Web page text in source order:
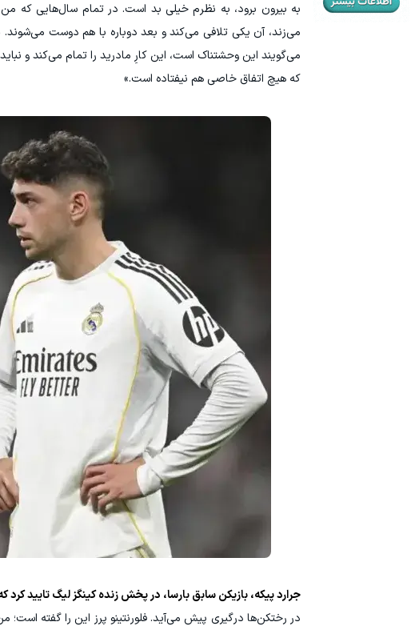
به بیرون برود، به نظرم خیلی بد است. در تمام سال‌هایی که
می‌زند، آن یکی تلافی می‌کند و بعد دوباره با هم دوست می‌شوند.
که هیچ اتفاق خاصی هم نیفتاده است.»
جرارد پیکه، بازیکن سابق بارسا، در پخش زنده کینگز لیگ تایید
در رختکن‌ها درگیری پیش می‌آید. فلورنتینو پرز این را گفته